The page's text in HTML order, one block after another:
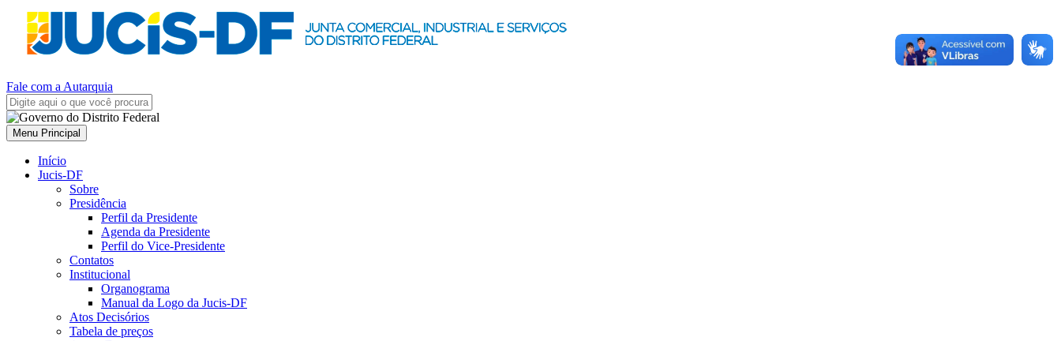
Fale com a Autarquia
Menu Principal
Início
Jucis-DF
Sobre
Presidência
Perfil da Presidente
Agenda da Presidente
Perfil do Vice-Presidente
Contatos
Institucional
Organograma
Manual da Logo da Jucis-DF
Atos Decisórios
Tabela de preços